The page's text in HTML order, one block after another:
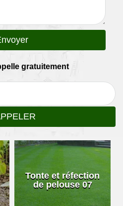
gratuitement
Tonte et réfection
de pelouse 07